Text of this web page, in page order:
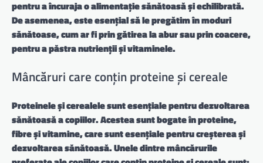
pentru a încuraja o alimentație sănătoasă și echilibrată.
De asemenea, este esențial să le pregătim în moduri
sănătoase, cum ar fi prin gătirea la abur sau prin coacere,
pentru a păstra nutrienții și vitaminele.
Mâncăruri care conțin proteine și cereale
Proteinele și cerealele sunt esențiale pentru dezvoltarea
sănătoasă a copiilor. Acestea sunt bogate în proteine,
fibre și vitamine, care sunt esențiale pentru creșterea și
dezvoltarea sănătoasă. Unele dintre mâncărurile